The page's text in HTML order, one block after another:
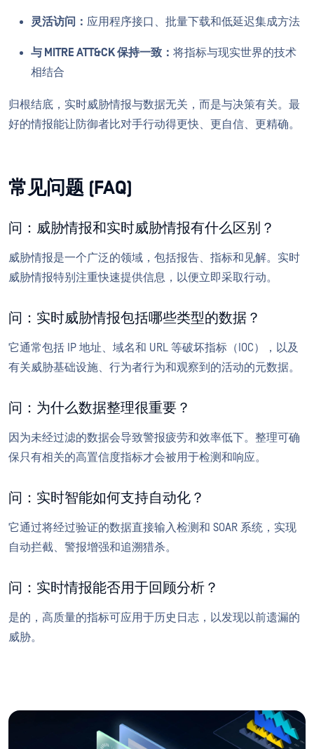
灵活访问： 应用程序接口、批量下载和低延迟集成方法
与 MITRE ATT&CK 保持一致： 将指标与现实世界的技术
相结合
归根结底，实时威胁情报与数据无关，而是与决策有关。最
好的情报能让防御者比对手行动得更快、更自信、更精确。
常见问题 (FAQ)
问：威胁情报和实时威胁情报有什么区别？
威胁情报是一个广泛的领域，包括报告、指标和见解。实时
威胁情报特别注重快速提供信息，以便立即采取行动。
问：实时威胁情报包括哪些类型的数据？
它通常包括 IP 地址、域名和 URL 等破坏指标（IOC），以及
有关威胁基础设施、行为者行为和观察到的活动的元数据。
问：为什么数据整理很重要？
因为未经过滤的数据会导致警报疲劳和效率低下。整理可确
保只有相关的高置信度指标才会被用于检测和响应。
问：实时智能如何支持自动化？
它通过将经过验证的数据直接输入检测和 SOAR 系统，实现
自动拦截、警报增强和追溯猎杀。
问：实时情报能否用于回顾分析？
是的，高质量的指标可应用于历史日志，以发现以前遗漏的
威胁。